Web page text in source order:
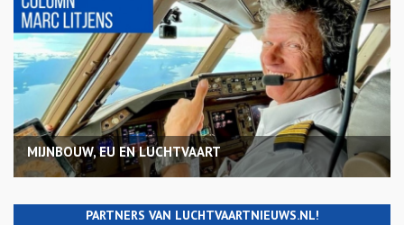
MIJNBOUW, EU EN LUCHTVAART
PARTNERS VAN LUCHTVAARTNIEUWS.NL!